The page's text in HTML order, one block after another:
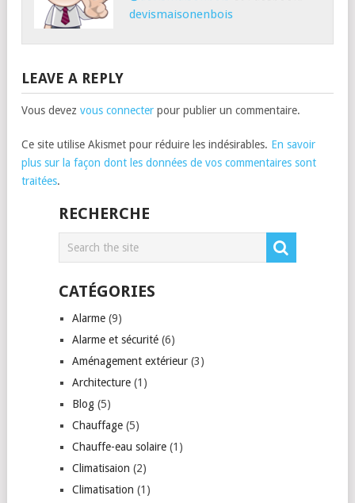
devismaisonenbois
LEAVE A REPLY
Vous devez vous connecter pour publier un commentaire.
Ce site utilise Akismet pour réduire les indésirables. En savoir
plus sur la façon dont les données de vos commentaires sont
traitées.
RECHERCHE
CATÉGORIES
Alarme(9)
Alarme et sécurité(6)
Aménagement extérieur(3)
Architecture(1)
Blog(5)
Chauffage(5)
Chauffe-eau solaire(1)
Climatisaion (2)
Climatisation (1)